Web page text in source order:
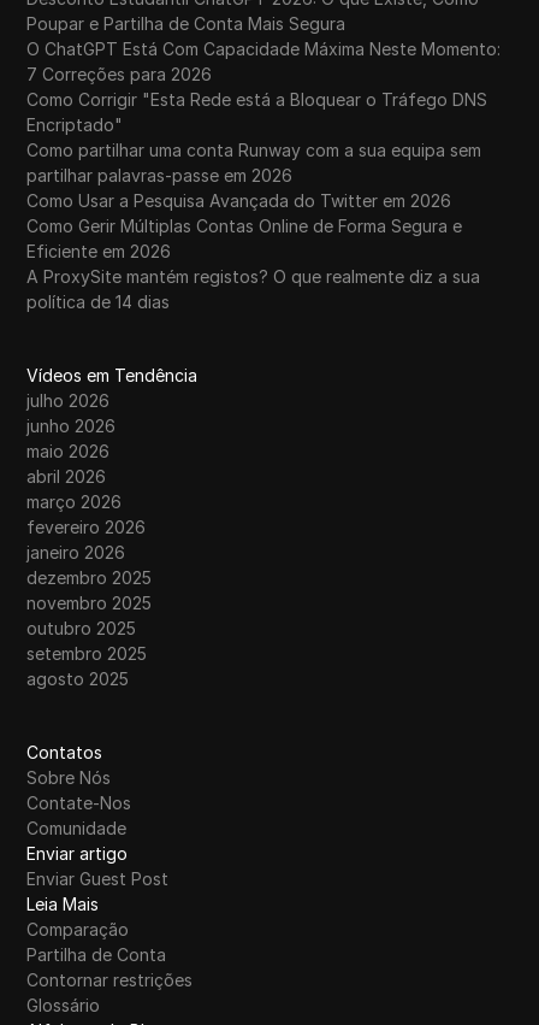
Poupar e Partilha de Conta Mais Segura
O ChatGPT Está Com Capacidade Máxima Neste Momento:
7 Correções para 2026
Como Corrigir "Esta Rede está a Bloquear o Tráfego DNS
Encriptado"
Como partilhar uma conta Runway com a sua equipa sem
partilhar palavras-passe em 2026
Como Usar a Pesquisa Avançada do Twitter em 2026
Como Gerir Múltiplas Contas Online de Forma Segura e
Eficiente em 2026
A ProxySite mantém registos? O que realmente diz a sua
política de 14 dias
Vídeos em Tendência
julho 2026
junho 2026
maio 2026
abril 2026
março 2026
fevereiro 2026
janeiro 2026
dezembro 2025
novembro 2025
outubro 2025
setembro 2025
agosto 2025
Contatos
Sobre Nós
Contate-Nos
Comunidade
Enviar artigo
Enviar Guest Post
Leia Mais
Comparação
Partilha de Conta
Contornar restrições
Glossário